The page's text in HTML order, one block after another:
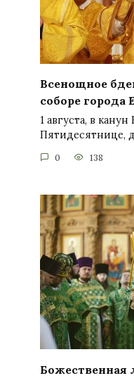
Всенощное
соборе города
1 августа, в
Пятидесятнице,
0 138
Божественная